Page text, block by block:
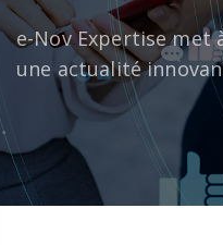
e-Nov Expertise met
une actualité